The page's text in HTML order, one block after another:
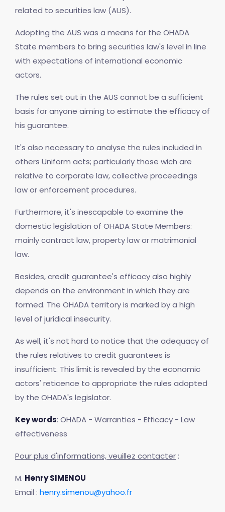
related to securities law (AUS).
Adopting the AUS was a means for the OHADA
State members to bring securities law's level in line
with expectations of international economic
actors.
The rules set out in the AUS cannot be a sufficient
basis for anyone aiming to estimate the efficacy of
his guarantee.
It's also necessary to analyse the rules included in
others Uniform acts; particularly those wich are
relative to corporate law, collective proceedings
law or enforcement procedures.
Furthermore, it's inescapable to examine the
domestic legislation of OHADA State Members:
mainly contract law, property law or matrimonial
law.
Besides, credit guarantee's efficacy also highly
depends on the environment in which they are
formed. The OHADA territory is marked by a high
level of juridical insecurity.
As well, it's not hard to notice that the adequacy of
the rules relatives to credit guarantees is
insufficient. This limit is revealed by the economic
actors' reticence to appropriate the rules adopted
by the OHADA's legislator.
Key words: OHADA - Warranties - Efficacy - Law
effectiveness
Pour plus d'informations, veuillez contacter :
M. Henry SIMENOU
Email : henry.simenou@yahoo.fr